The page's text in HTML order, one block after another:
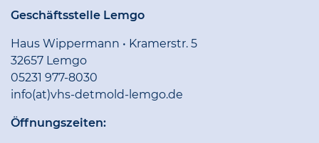
Geschäftsstelle Lemgo
Haus Wippermann • Kramerstr. 5
32657 Lemgo
05231 977-8030
info(at)vhs-detmold-lemgo.de
Öffnungszeiten: